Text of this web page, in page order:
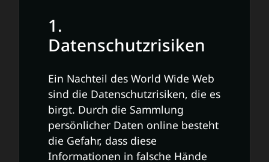
1.
Datenschutzrisiken
Ein Nachteil des World Wide Web
sind die Datenschutzrisiken, die es
birgt. Durch die Sammlung
persönlicher Daten online besteht
die Gefahr, dass diese
Informationen in falsche Hände